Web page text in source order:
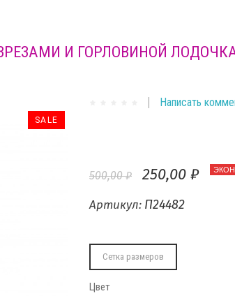
И ГОРЛОВИНОЙ ЛОДОЧКА
SALE
Написать
500,00 ₽ 250,00 ₽
Артикул: П24482
Сетка размеров
Цвет